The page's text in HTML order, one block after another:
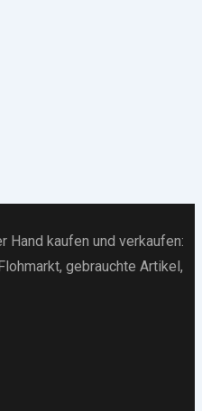
Hand kaufen und verkaufen:
gebrauchte Artikel ,